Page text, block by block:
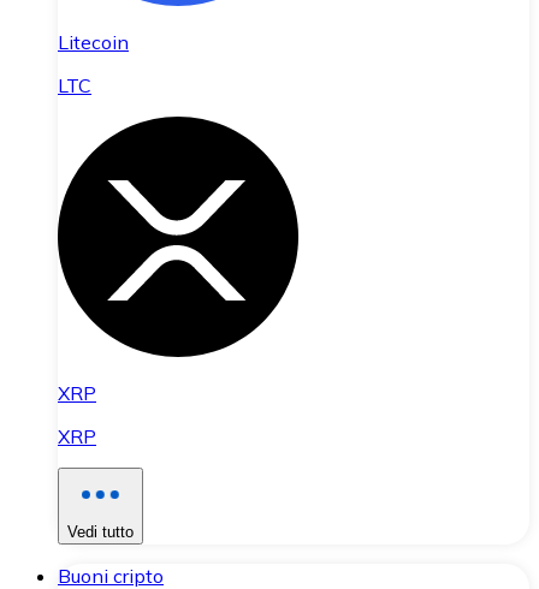
Litecoin
LTC
XRP
XRP
Vedi tutto
Buoni cripto